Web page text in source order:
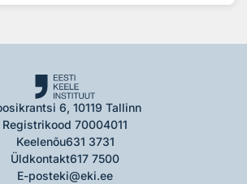
6, 10119 Tallinn
Registrikood 70004011
Keelenõu631 3731
Üldkontakt617 7500
E-posteki@eki.ee